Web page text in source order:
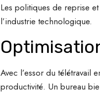
Les politiques de reprise
l’industrie technologique.
Avec l’essor du télétravail
productivité. Un bureau